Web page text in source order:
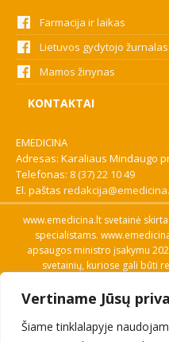
Vertiname Jūsų
Šiame tinklalapyje
Farmacija ir laikas
Lietuvos gydytojo žurnalas
Mamos žinynas
KONTAKTAI
EMEDICINA
Adresas: Karaliaus Mindaugo
Telefonas: 8 (37) 22 10 49
El. paštas
www.emedicina.lt svetainė
specialistams.
apsaugos ministro įsakymu
svetainių, kuriose gali būti
savo profesinę kvalifikaciją.
pagalbos priemonių kainų
priežiūros ar farmacijos